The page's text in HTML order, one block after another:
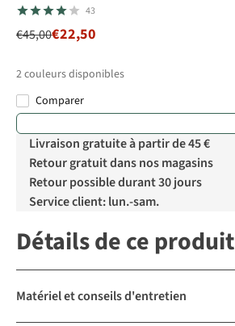
43
€45,00€22,50
2couleurs disponibles
%
Comparer
Livraison gratuite à partir de 45 €
Retour gratuit dans nos magasins
Retour possible durant 30 jours
Service client: lun.-sam.
Détails de ce produit
Matériel et conseils d'entretien